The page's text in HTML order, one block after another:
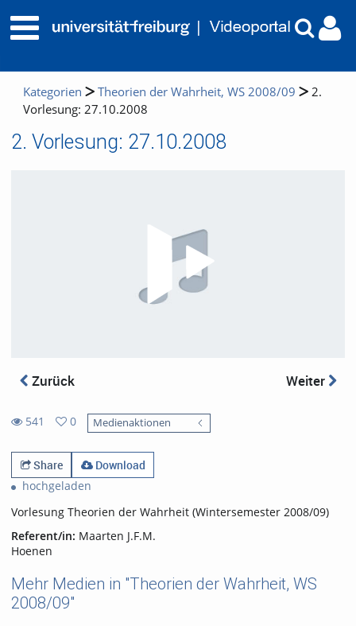
Kategorien Theorien der Wahrheit, WS 2008/09
2.
Vorlesung: 27.10.2008
2. Vorlesung: 27.10.2008
Zurück Weiter
541
views
0
favorites
Medienaktionen
Share
Download
hochgeladen
Vorlesung Theorien der Wahrheit (Wintersemester 2008/09)
Referent/in: Maarten J.F.M.
Hoenen
Mehr Medien in "Theorien der Wahrheit, WS
2008/09"